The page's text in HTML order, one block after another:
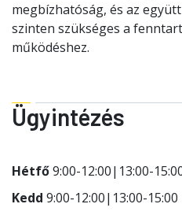
megbízhatóság, és az
szinten szükséges a
működéshez.
Ügyintézés
Hétfő9:00-12:00|13:00-
Kedd 9:00-12:00|13:00-15:00